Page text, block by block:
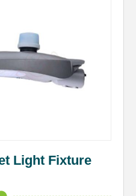
Light Fixture